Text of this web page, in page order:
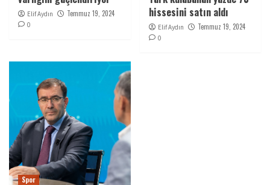
Elif Aydın Temmuz 19, 2024
0
hissesini satın aldı
Elif Aydın Temmuz 19, 2024
0
Spor